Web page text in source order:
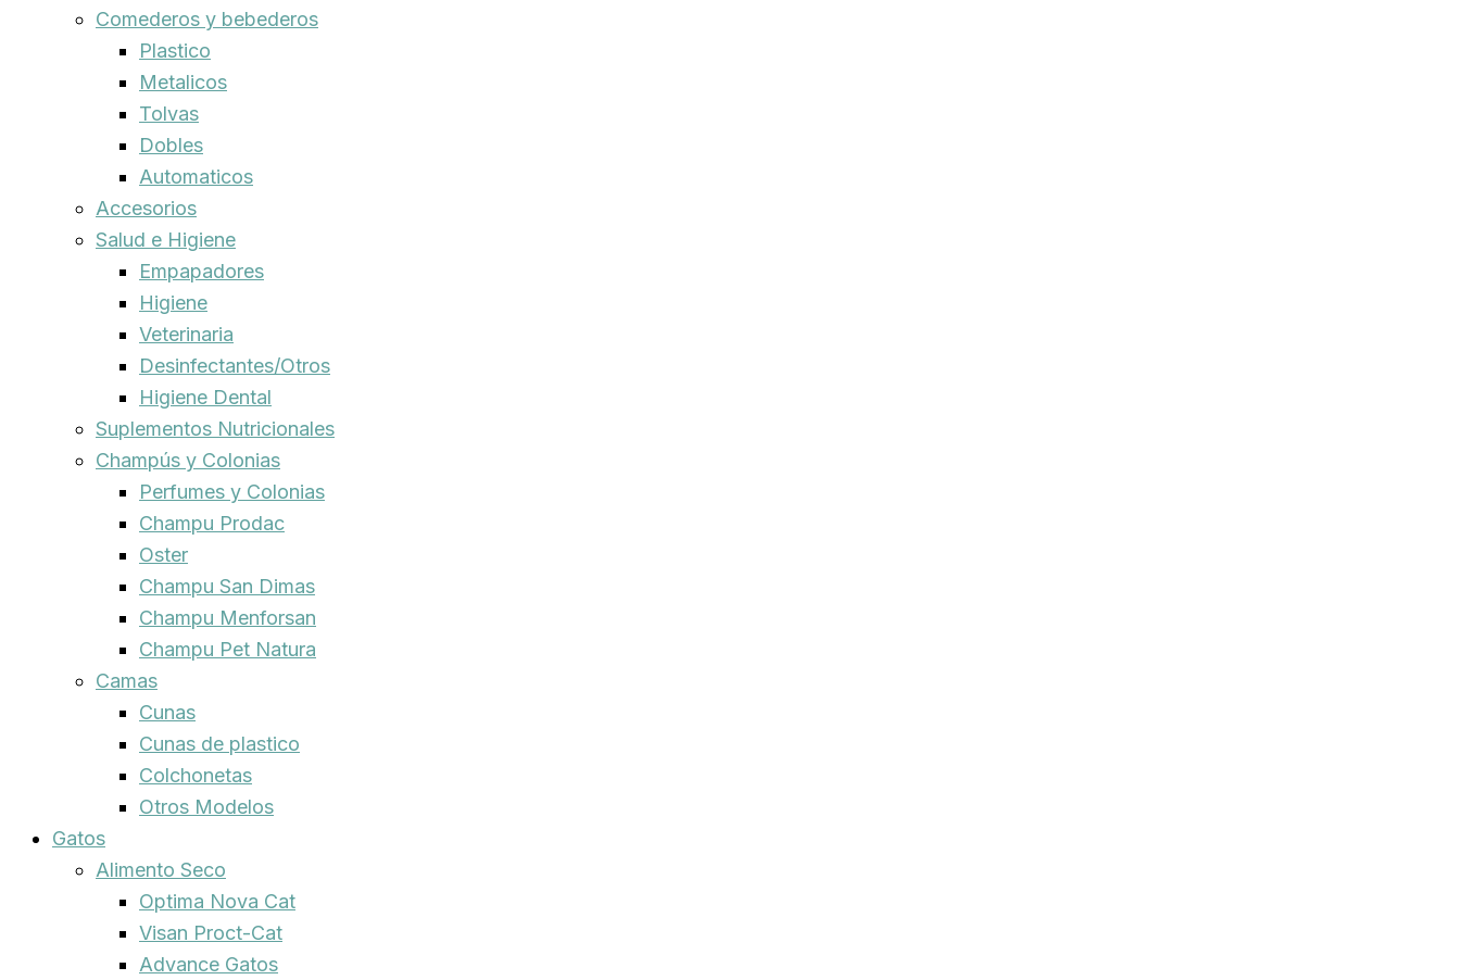
Comederos y bebederos
Plastico
Metalicos
Tolvas
Dobles
Automaticos
Accesorios
Salud e Higiene
Empapadores
Higiene
Veterinaria
Desinfectantes/Otros
Higiene Dental
Suplementos Nutricionales
Champús y Colonias
Perfumes y Colonias
Champu Prodac
Oster
Champu San Dimas
Champu Menforsan
Champu Pet Natura
Camas
Cunas
Cunas de plastico
Colchonetas
Otros Modelos
Gatos
Alimento Seco
Optima Nova Cat
Visan Proct-Cat
Advance Gatos